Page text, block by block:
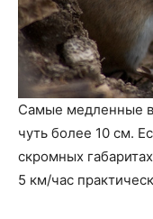
Самые медленные
чуть более 10 см.
скромных
5 км/час